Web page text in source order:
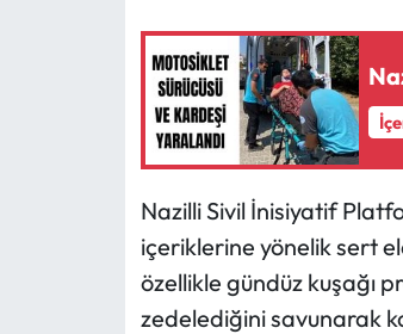
Nazilli Sivil İnisiyatif
içeriklerine yönelik sert
özellikle gündüz kuşağı
zedelediğini savunarak
RESMİ İLANLAR
HABER İLAN